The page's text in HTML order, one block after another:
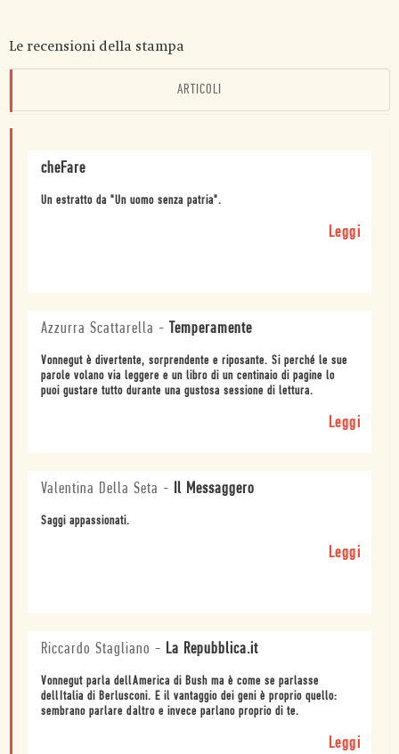
Le recensioni della stampa
ARTICOLI
cheFare
Un estratto da "Un uomo senza patria".
Leggi
Azzurra Scattarella - Temperamente
Vonnegut è divertente, sorprendente e riposante. Si perché le sue
parole volano via leggere e un libro di un centinaio di pagine lo
puoi gustare tutto durante una gustosa sessione di lettura.
Leggi
Valentina Della Seta - Il Messaggero
Saggi appassionati.
Leggi
Riccardo Stagliano - La Repubblica.it
Vonnegut parla dellAmerica di Bush ma è come se parlasse
dellItalia di Berlusconi. E il vantaggio dei geni è proprio quello:
sembrano parlare daltro e invece parlano proprio di te.
Leggi